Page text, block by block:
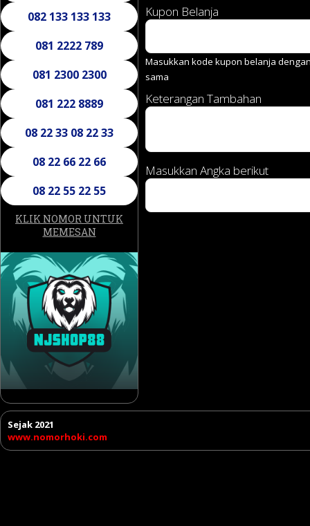
082 133 133 133
081 2222 789
081 2300 2300
081 222 8889
08 22 33 08 22 33
08 22 66 22 66
08 22 55 22 55
KLIK NOMOR UNTUK
MEMESAN
Kupon Belanja
Masukkan kode kupon belanja
sama
Keterangan Tambahan
Masukkan Angka berikut
Sejak 2021
www.nomorhoki.com